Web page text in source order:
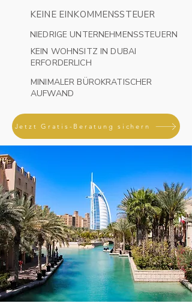
KEINE EINKOMMENSSTEUER
NIEDRIGE UNTERNEHMENSSTEUERN
KEIN WOHNSITZ IN DUBAI
ERFORDERLICH
MINIMALER BÜROKRATISCHER
AUFWAND
Jetzt Gratis-Beratung sichern